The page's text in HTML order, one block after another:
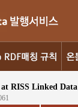
at RISS Linked Data